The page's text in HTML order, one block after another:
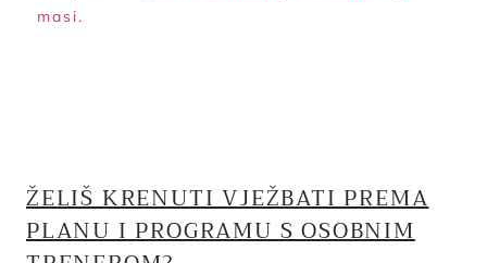
masi.
ŽELIŠ KRENUTI VJEŽBATI PREMA
PLANU I PROGRAMU S OSOBNIM